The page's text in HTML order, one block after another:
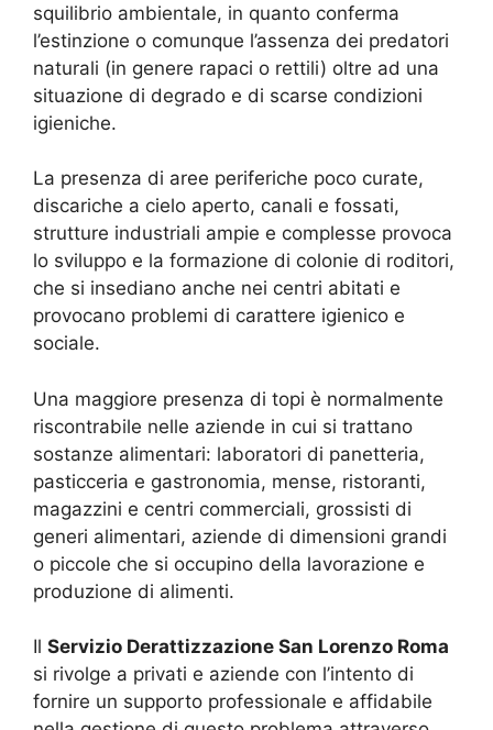
squilibrio ambientale, in quanto conferma
l’estinzione o comunque l’assenza dei predatori
naturali (in genere rapaci o rettili) oltre ad una
situazione di degrado e di scarse condizioni
igieniche.
La presenza di aree periferiche poco curate,
discariche a cielo aperto, canali e fossati,
strutture industriali ampie e complesse provoca
lo sviluppo e la formazione di colonie di roditori,
che si insediano anche nei centri abitati e
provocano problemi di carattere igienico e
sociale.
Una maggiore presenza di topi è normalmente
riscontrabile nelle aziende in cui si trattano
sostanze alimentari: laboratori di panetteria,
pasticceria e gastronomia, mense, ristoranti,
magazzini e centri commerciali, grossisti di
generi alimentari, aziende di dimensioni grandi
o piccole che si occupino della lavorazione e
produzione di alimenti.
Il Servizio Derattizzazione San Lorenzo Roma
si rivolge a privati e aziende con l’intento di
fornire un supporto professionale e affidabile